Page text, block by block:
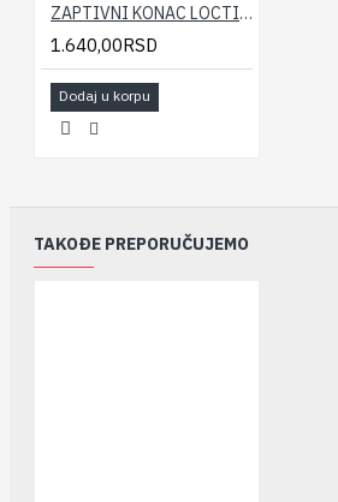
ZAPTIVNI KONAC LOCTITE 55(160m)
1.640,00RSD
Dodaj u korpu
TAKOĐE PREPORUČUJEMO